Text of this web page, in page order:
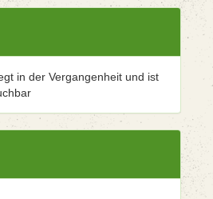
in der Vergangenheit und ist